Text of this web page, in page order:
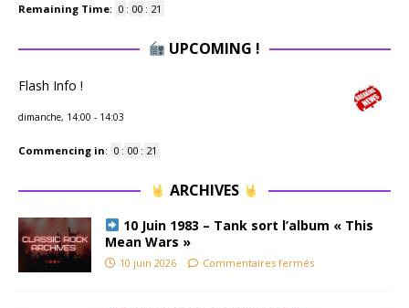
Remaining Time: 0 : 00 : 20
UPCOMING !
Flash Info !
dimanche, 14:00 - 14:03
Commencing in: 0 : 00 : 20
ARCHIVES
10 Juin 1983 – Tank sort l’album « This
Mean Wars »
10 juin 2026 Commentaires fermés